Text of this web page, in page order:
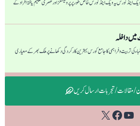
اینڈ کورس یہ ویک اینڈ کورس خاص طور پر پروفیشنلز اور عصری تعلیم یافتہ افراد کے
میں داخلہ
کی تربیت و فراہمی کا جامع کورس بہترین کارکردگی دکھانے پر ملک بھر کے معیاری
/ مقالات / تجربات ارسال کریں
YouTube
Facebook
X